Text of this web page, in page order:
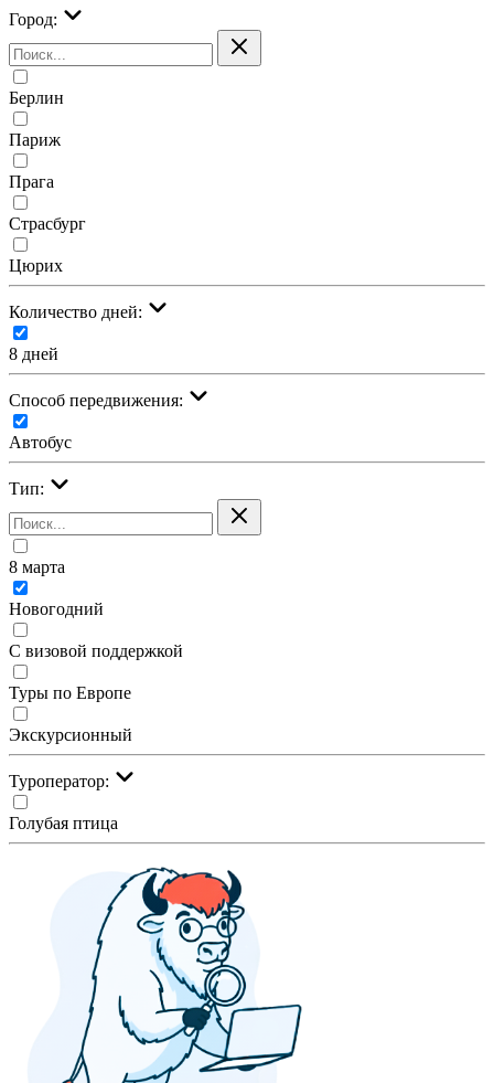
Город:
Берлин
Париж
Прага
Страсбург
Цюрих
Количество дней:
8 дней
Cпособ передвижения:
Автобус
Тип:
8 марта
Новогодний
С визовой поддержкой
Туры по Европе
Экскурсионный
Туроператор:
Голубая птица